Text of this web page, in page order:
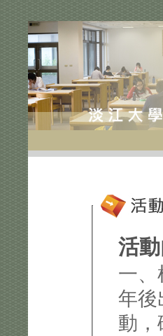
活動
一、
年後
動，